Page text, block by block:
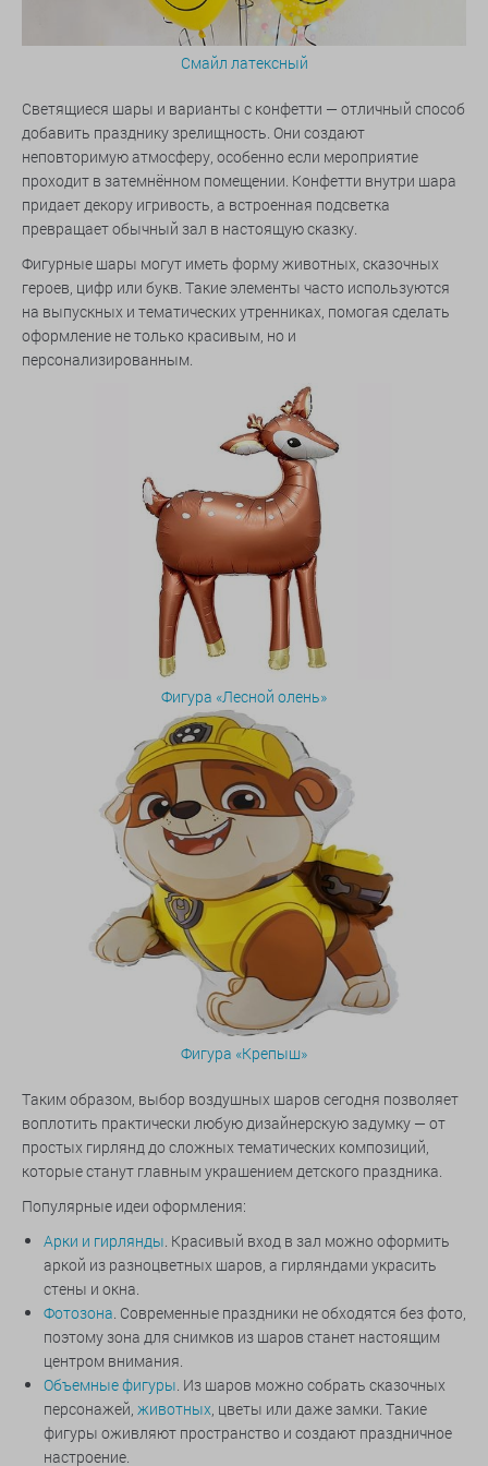
Смайл латексный
Светящиеся шары и варианты с конфетти — отличный способ
добавить празднику зрелищность. Они создают
неповторимую атмосферу, особенно если мероприятие
проходит в затемнённом помещении. Конфетти внутри шара
придает декору игривость, а встроенная подсветка
превращает обычный зал в настоящую сказку.
Фигурные шары могут иметь форму животных, сказочных
героев, цифр или букв. Такие элементы часто используются
на выпускных и тематических утренниках, помогая сделать
оформление не только красивым, но и
персонализированным.
Фигура «Лесной олень»
Фигура «Крепыш»
Таким образом, выбор воздушных шаров сегодня позволяет
воплотить практически любую дизайнерскую задумку — от
простых гирлянд до сложных тематических композиций,
которые станут главным украшением детского праздника.
Популярные идеи оформления:
Арки и гирлянды. Красивый вход в зал можно оформить
аркой из разноцветных шаров, а гирляндами украсить
стены и окна.
Фотозона. Современные праздники не обходятся без фото,
поэтому зона для снимков из шаров станет настоящим
центром внимания.
Объемные фигуры. Из шаров можно собрать сказочных
персонажей, животных, цветы или даже замки. Такие
фигуры оживляют пространство и создают праздничное
настроение.